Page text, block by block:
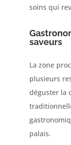
soins qui
saveurs
La zone
plusieurs
déguster la
palais.